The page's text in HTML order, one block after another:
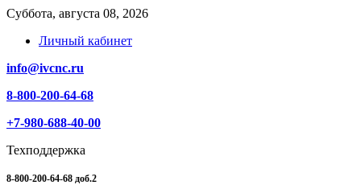
Суббота, августа 08, 2026
Личный кабинет
info@ivcnc.ru
8-800-200-64-68
+7-980-688-40-00
Техподдержка
8-800-200-64-68 доб.2